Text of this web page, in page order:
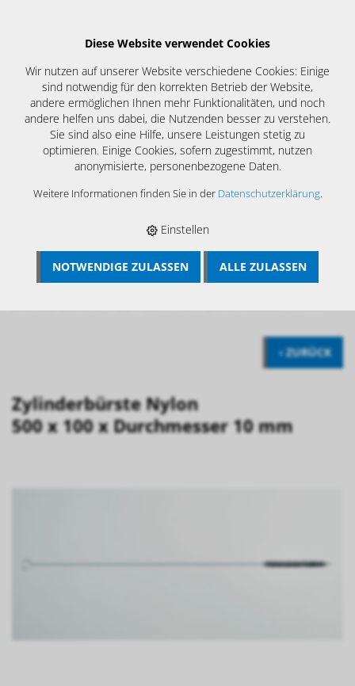
BÖSCH MRS › KAMIN UND KESSELREINIGUNG
BÜRSTEN
‹ ZURÜCK
Zylinderbürste Nylon
500 x 100 x Durchmesser 10 mm
Diese Website verwendet Cookies
Wir nutzen auf unserer Website verschiedene Cookies: Einige
sind notwendig für den korrekten Betrieb der Website,
andere ermöglichen Ihnen mehr Funktionalitäten, und noch
andere helfen uns dabei, die Nutzenden besser zu verstehen.
Sie sind also eine Hilfe, unsere Leistungen stetig zu
optimieren. Einige Cookies, sofern zugestimmt, nutzen
anonymisierte, personenbezogene Daten.
Weitere Informationen finden Sie in der Datenschutzerklärung.
Einstellen
NOTWENDIGE ZULASSEN ALLE ZULASSEN